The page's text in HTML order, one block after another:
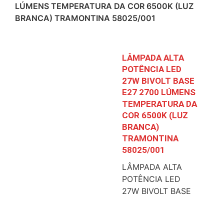
LÚMENS TEMPERATURA DA COR 6500K (LUZ
BRANCA) TRAMONTINA 58025/001
LÂMPADA ALTA
POTÊNCIA LED
27W BIVOLT BASE
E27 2700 LÚMENS
TEMPERATURA DA
COR 6500K (LUZ
BRANCA)
TRAMONTINA
58025/001
LÂMPADA ALTA
POTÊNCIA LED
27W BIVOLT BASE